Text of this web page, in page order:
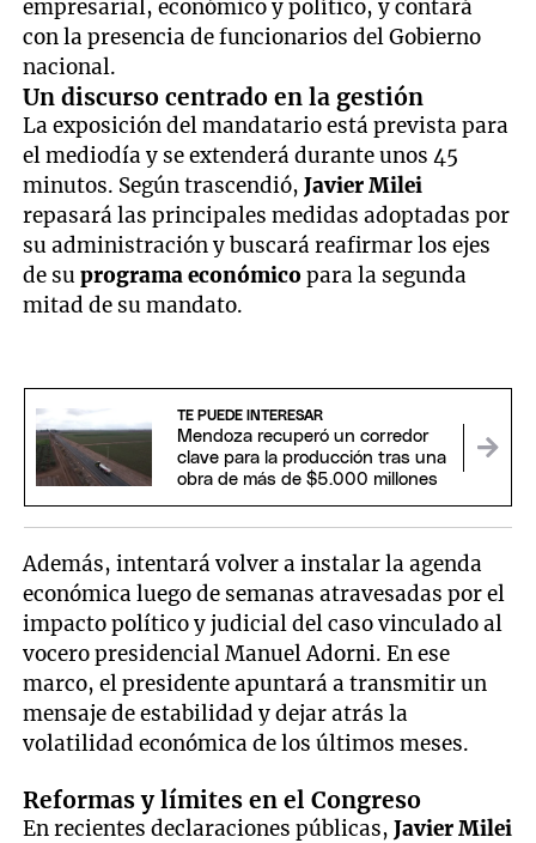
empresarial, económico y político, y contará
con la presencia de funcionarios del Gobierno
nacional.
Un discurso centrado en la gestión
La exposición del mandatario está prevista para
el mediodía y se extenderá durante unos 45
minutos. Según trascendió,Javier Milei
repasará las principales medidas adoptadas por
su administración y buscará reafirmar los ejes
de suprograma económicopara la segunda
mitad de su mandato.
TE PUEDE INTERESAR
Mendoza recuperó un corredor
clave para la producción tras una
obra de más de $5.000 millones
Además, intentará volver a instalar la agenda
económica luego de semanas atravesadas por el
impacto político y judicial del caso vinculado al
vocero presidencial Manuel Adorni. En ese
marco, el presidente apuntará a transmitir un
mensaje de estabilidad y dejar atrás la
volatilidad económica de los últimos meses.
Reformas y límites en el Congreso
En recientes declaraciones públicas,Javier Milei